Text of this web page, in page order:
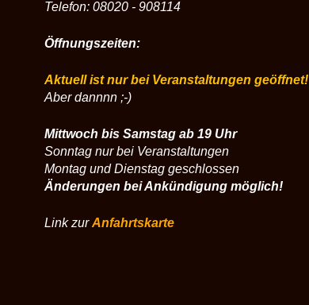
Telefon: 08020 - 908114
Öffnungszeiten:
Aktuell ist nur bei Veranstaltungen geöffnet!
Aber dannnn ;-)
Mittwoch bis Samstag ab 19 Uhr
Sonntag nur bei Veranstaltungen
Montag und Dienstag geschlossen
Änderungen bei Ankündigung möglich!
Link zurAnfahrtskarte